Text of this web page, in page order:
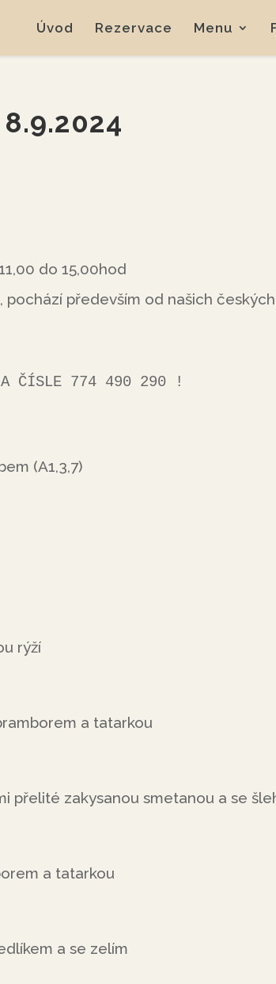
Úvod Rezervace Menu
do 15,00hod
pochází především od našich českých
NA ČÍSLE 774 490 290 !
(A1,3,7)
rýží
a tatarkou
přelité zakysanou smetanou a se
a tatarkou
a se zelím